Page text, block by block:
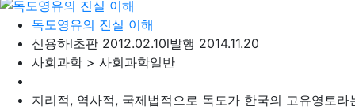
독도영유의 진실 이해
신용하l초판 2012.02.10l발행 2014.11.20
사회과학 > 사회과학일반
지리적, 역사적, 국제법적으로 독도가 한국의 고유영토